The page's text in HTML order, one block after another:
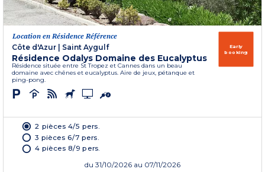
Location en Résidence Référence
Côte d'Azur
Saint Aygulf
Résidence Odalys Domaine des Eucalyptus
Résidence située entre St Tropez et Cannes dans un beau
domaine avec chênes et eucalyptus. Aire de jeux, pétanque et
ping-pong.
Early
booking
2 pièces 4/5 pers.
3 pièces 6/7 pers.
4 pièces 8/9 pers.
du 31/10/2026 au 07/11/2026